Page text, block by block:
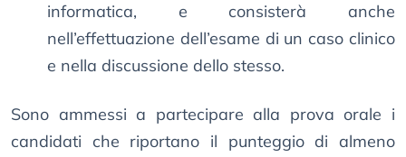
informatica, e consisterà anche
nell’effettuazione dell’esame di un caso clinico
e nella discussione dello stesso.
Sono ammessi a partecipare alla prova orale i
candidati che riportano il punteggio di almeno